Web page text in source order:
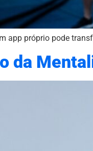
app próprio pode
da